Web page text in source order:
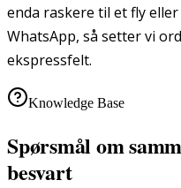
enda raskere til et fly
WhatsApp, så setter vi
ekspressfelt.
Knowledge Base
Spørsmål om
besvart